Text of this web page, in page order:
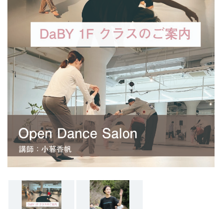
ス
プ
記
へ
プ